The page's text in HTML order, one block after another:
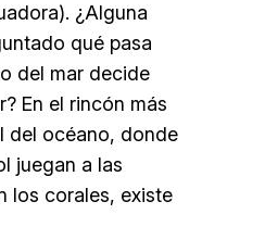
¿Alguna
qué pasa
del mar decide
En el rincón más
del océano, donde
juegan a las
los corales, existe